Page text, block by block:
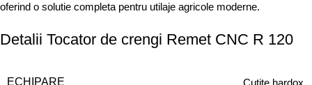
oferind o solutie completa pentru utilaje agricole moderne.
Detalii Tocator de crengi Remet CNC R 120
ECHIPARE Cutite hardox